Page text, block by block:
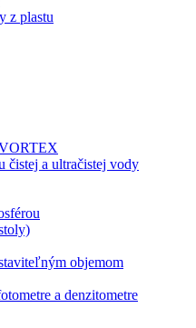
z plastu
čistej a ultračistej vody
objemom
a denzitometre